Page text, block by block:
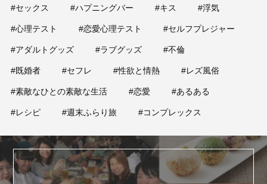
#セックス #ハプニングバー #キス #浮気
#心理テスト #恋愛心理テスト #セルフプレジャー
#アダルトグッズ #ラブグッズ #不倫
#既婚者 #セフレ #性欲と情熱 #レズ風俗
#素敵なひとの素敵な生活 #恋愛 #あるある
#レシピ #週末ふらり旅 #コンプレックス